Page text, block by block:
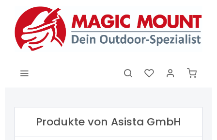
Produkte von Asista GmbH